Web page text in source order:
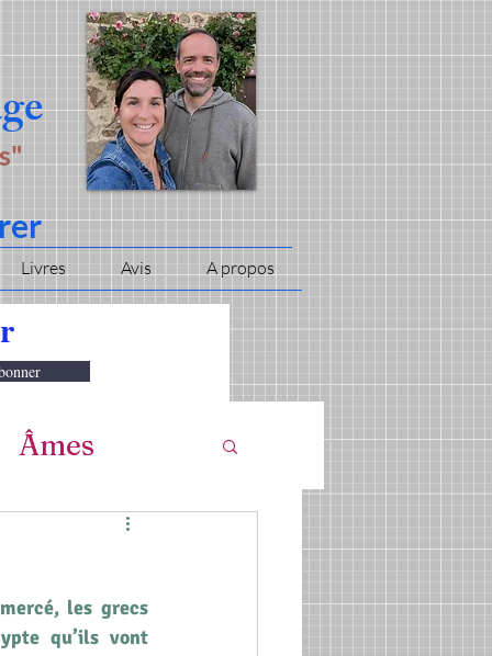
Livres Avis A propos
Âmes
les grecs
qu’ils vont